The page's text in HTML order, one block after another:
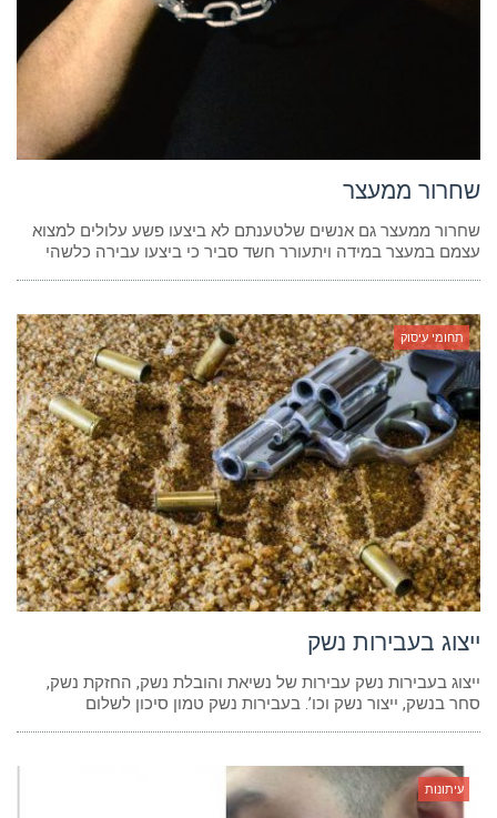
שחרור ממעצר
שחרור ממעצר גם אנשים שלטענתם לא ביצעו פשע עלולים למצוא
עצמם במעצר במידה ויתעורר חשד סביר כי ביצעו עבירה כלשהי
תחומי עיסוק
ייצוג בעבירות נשק
ייצוג בעבירות נשק עבירות של נשיאת והובלת נשק, החזקת נשק,
סחר בנשק, ייצור נשק וכו’. בעבירות נשק טמון סיכון לשלום
עיתונות